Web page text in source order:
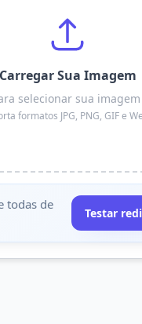
Carregar Sua Imagem
selecionar sua
formatos JPG, PNG, GIF e
todas de
Testar